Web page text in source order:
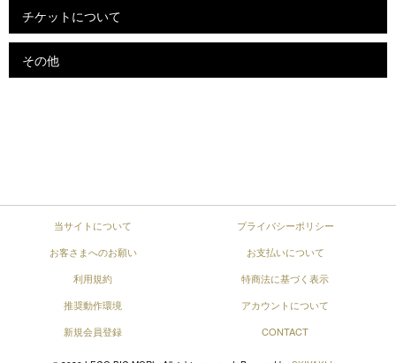
チケットについて
その他
当サイトについて
プライバシーポリシー
お客さまへのお願い
お支払いについて
利用規約
特商法に基づく表示
推奨動作環境
アカウントについて
新規会員登録
CONTACT